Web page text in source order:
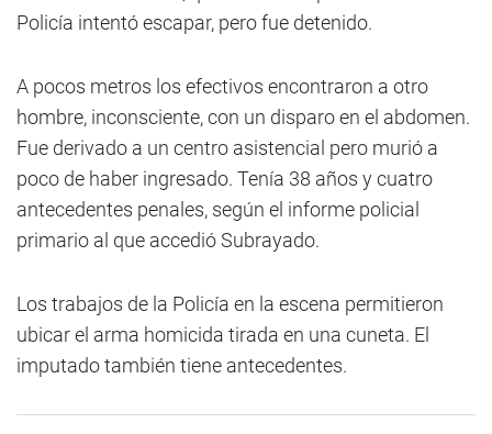
Policía intentó escapar, pero fue detenido.
A pocos metros los efectivos encontraron a otro
hombre, inconsciente, con un disparo en el abdomen.
Fue derivado a un centro asistencial pero murió a
poco de haber ingresado. Tenía 38 años y cuatro
antecedentes penales, según el informe policial
primario al que accedió Subrayado.
Los trabajos de la Policía en la escena permitieron
ubicar el arma homicida tirada en una cuneta. El
imputado también tiene antecedentes.